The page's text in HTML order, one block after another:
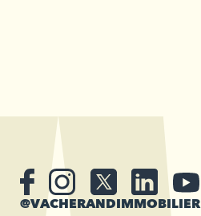
@VACHERANDIMMOBILIER